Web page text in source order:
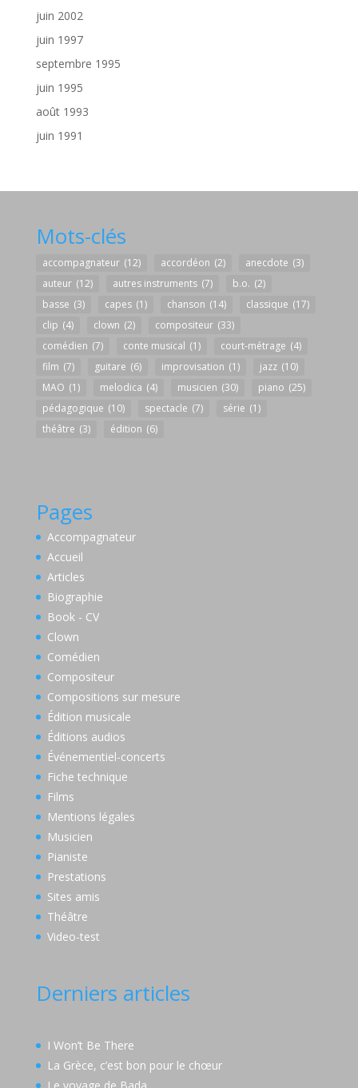
juin 2002
juin 1997
septembre 1995
juin 1995
août 1993
juin 1991
Mots-clés
accompagnateur (12) accordéon (2) anecdote (3)
auteur (12) autres instruments (7) b.o. (2)
basse (3) capes (1) chanson (14) classique (17)
clip (4) clown (2) compositeur (33)
comédien (7) conte musical (1) court-métrage (4)
film (7) guitare (6) improvisation (1) jazz (10)
MAO (1) melodica (4) musicien (30) piano (25)
pédagogique (10) spectacle (7) série (1)
théâtre (3) édition (6)
Pages
Accompagnateur
Accueil
Articles
Biographie
Book - CV
Clown
Comédien
Compositeur
Compositions sur mesure
Édition musicale
Éditions audios
Événementiel-concerts
Fiche technique
Films
Mentions légales
Musicien
Pianiste
Prestations
Sites amis
Théâtre
Video-test
Derniers articles
I Won’t Be There
La Grèce, c’est bon pour le chœur